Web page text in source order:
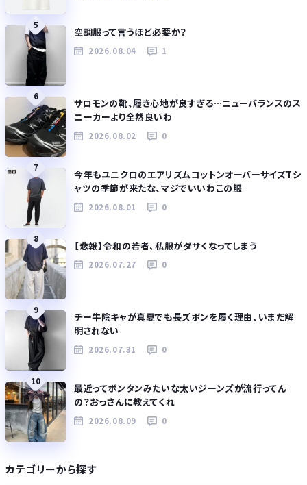
5
空調服って言うほど必要か？
2026.08.04 1
6
サロモンの靴、履き心地が良すぎる…ニューバランスのス
ニーカーより全然良いわ
2026.08.02 0
7
今年もユニクロのエアリズムコットンオーバーサイズTシ
ャツの季節が来たな、マジでいいわこの服
2026.08.01 0
8
【悲報】令和の若者、私服がダサくなってしまう
2026.07.27 0
9
チー牛陰キャが真夏でも長ズボンを履く理由、いまだ解
明されない
2026.07.31 0
10
最近ってボンタンみたいな太いジーンズが流行ってん
の？おっさんに教えてくれ
2026.08.09 0
カテゴリーから探す